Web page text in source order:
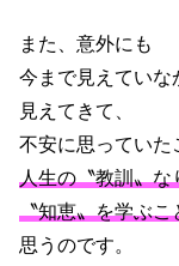
また、意外にも
今まで見えていな
見えてきて、
不安に思っていた
人生の〝教訓〟な
〝知恵〟を学ぶこ
思うのです。